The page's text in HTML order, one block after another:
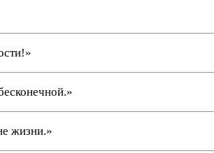
жизни.»